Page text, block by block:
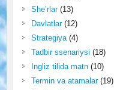
She’rlar(13)
Davlatlar(12)
Strategiya(4)
Tadbir ssenariysi (18)
Ingliz tilida matn(10)
Termin va atamalar(19)